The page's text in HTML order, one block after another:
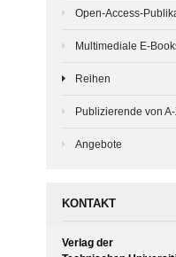
Open-Access-
Multimediale E-
Reihen
Publizierende von
Angebote
KONTAKT
Verlag der